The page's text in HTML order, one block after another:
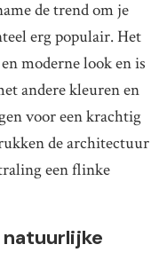
de trend om je
erg populair. Het
moderne look en is
andere kleuren en
voor een krachtig
de architectuur
een flinke
natuurlijke